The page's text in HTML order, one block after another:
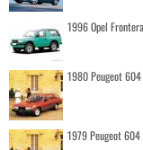
1996 Opel
1980 Peugeot 604
1979 Peugeot